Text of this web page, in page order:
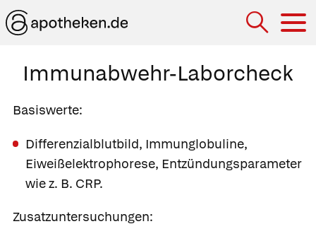
Immunabwehr-Laborcheck
Basiswerte:
Differenzialblutbild, Immunglobuline,
Eiweißelektrophorese, Entzündungsparameter
wie z. B. CRP.
Zusatzuntersuchungen: